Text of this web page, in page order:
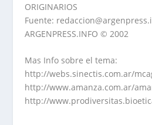
ORIGINARIOS
Fuente:
ARGENPRESS.INFO © 2002
Mas Info sobre el tema:
http://webs.sinectis.com.ar/
http://www.amanza.com.ar/
http://